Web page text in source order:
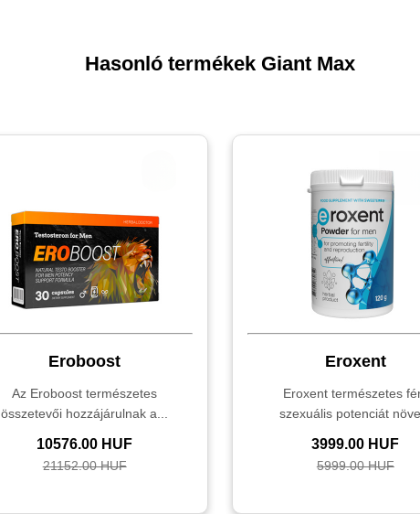
Hasonló termékek Giant Max
Eroboost
Az Eroboost természetes
összetevői hozzájárulnak a...
10576.00 HUF
21152.00 HUF
Eroxent
Eroxent természetes
szexuális potenciát
3999.00 HUF
5999.00 HUF